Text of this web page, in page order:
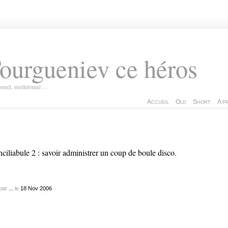
ce héros
molletonné…
Accueil Old Short A
2 : savoir administrer un coup de boule disco.
le 18 Nov 2006